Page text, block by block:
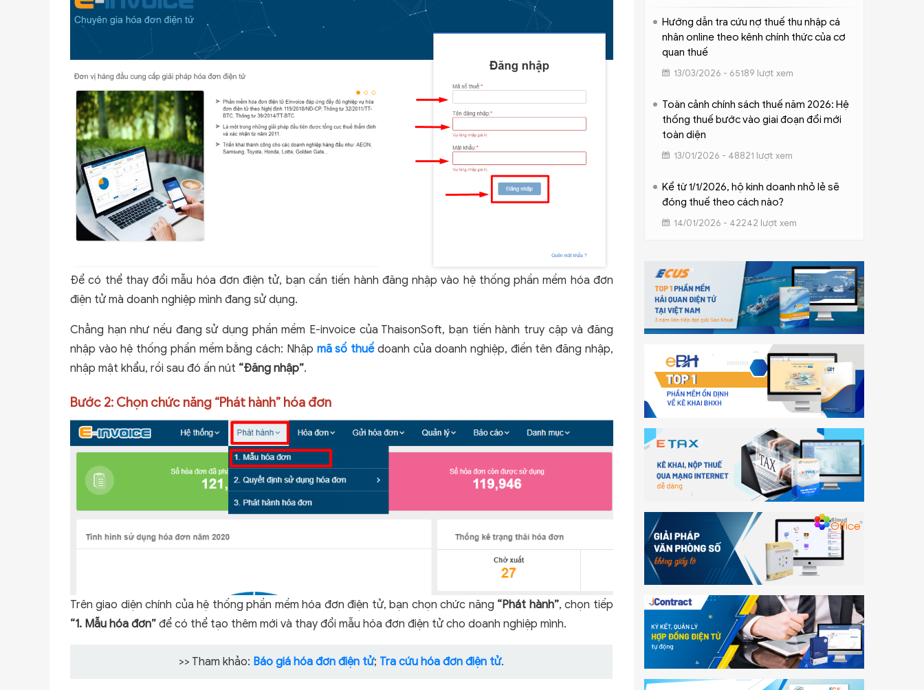
Để có thể thay đổi mẫu hóa đơn điện tử, bạn cần tiến hành đăng nhập vào hệ thống phần mềm hóa đơn
điện tử mà doanh nghiệp mình đang sử dụng.
Chẳng hạn như nếu đang sử dụng phần mềm E-invoice của ThaisonSoft, bạn tiến hành truy cập và đăng
nhập vào hệ thống phần mềm bằng cách: Nhập mã số thuếdoanh của doanh nghiệp, điền tên đăng nhập,
nhập mật khẩu, rồi sau đó ấn nút “Đăng nhập”.
Bước 2: Chọn chức năng “Phát hành” hóa đơn
Trên giao diện chính của hệ thống phần mềm hóa đơn điện tử, bạn chọn chức năng “Phát hành”, chọn tiếp
“1. Mẫu hóa đơn” để có thể tạo thêm mới và thay đổi mẫu hóa đơn điện tử cho doanh nghiệp mình.
>> Tham khảo: Báo giá hóa đơn điện tử; Tra cứu hóa đơn điện tử.
Hướng dẫn tra cứu nợ thuế thu nhập cá
nhân online theo kênh chính thức của cơ
quan thuế
13/03/2026 - 65189 lượt xem
Toàn cảnh chính sách thuế năm 2026: Hệ
thống thuế bước vào giai đoạn đổi mới
toàn diện
13/01/2026 - 48821 lượt xem
Kể từ 1/1/2026, hộ kinh doanh nhỏ lẻ sẽ
đóng thuế theo cách nào?
14/01/2026 - 42242 lượt xem